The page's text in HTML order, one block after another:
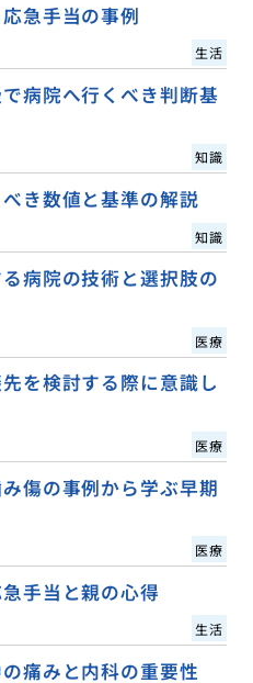
急手当の事例
生活
病院へ行くべき判断基
知識
き数値と基準の解説
知識
病院の技術と選択肢の
医療
を検討する際に意識し
医療
傷の事例から学ぶ早期
医療
手当と親の心得
生活
痛みと内科の重要性